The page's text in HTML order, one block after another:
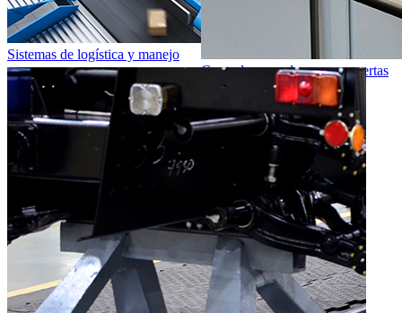
Sistemas de logística y manejo
Control y cerraduras para puertas
industriales